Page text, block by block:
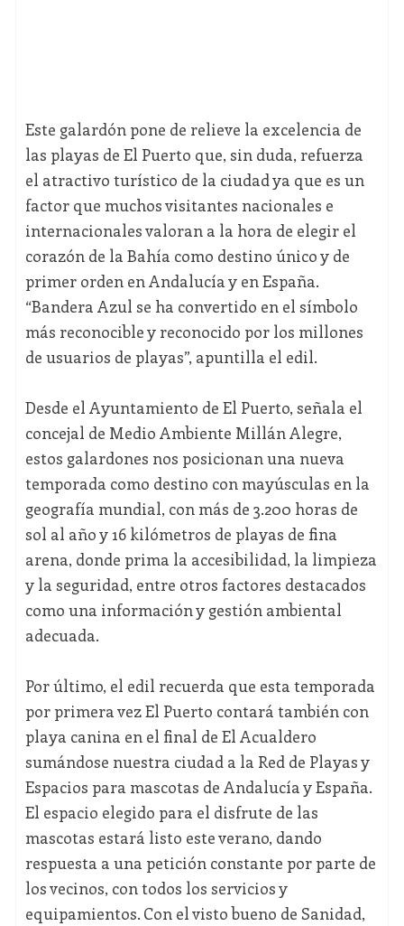
Este galardón pone de relieve la excelencia de
las playas de El Puerto que, sin duda, refuerza
el atractivo turístico de la ciudad ya que es un
factor que muchos visitantes nacionales e
internacionales valoran a la hora de elegir el
corazón de la Bahía como destino único y de
primer orden en Andalucía y en España.
“Bandera Azul se ha convertido en el símbolo
más reconocible y reconocido por los millones
de usuarios de playas”, apuntilla el edil.
Desde el Ayuntamiento de El Puerto, señala el
concejal de Medio Ambiente Millán Alegre,
estos galardones nos posicionan una nueva
temporada como destino con mayúsculas en la
geografía mundial, con más de 3.200 horas de
sol al año y 16 kilómetros de playas de fina
arena, donde prima la accesibilidad, la limpieza
y la seguridad, entre otros factores destacados
como una información y gestión ambiental
adecuada.
Por último, el edil recuerda que esta temporada
por primera vez El Puerto contará también con
playa canina en el final de El Acualdero
sumándose nuestra ciudad a la Red de Playas y
Espacios para mascotas de Andalucía y España.
El espacio elegido para el disfrute de las
mascotas estará listo este verano, dando
respuesta a una petición constante por parte de
los vecinos, con todos los servicios y
equipamientos. Con el visto bueno de Sanidad,